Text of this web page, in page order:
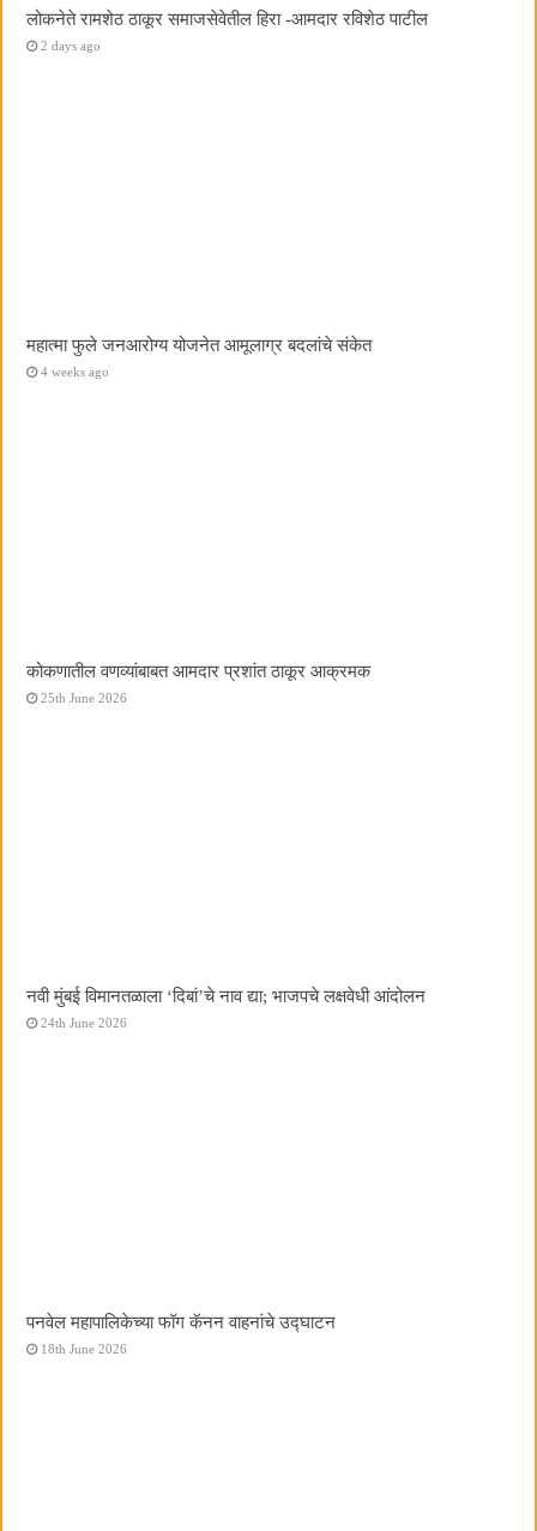
लोकनेते रामशेठ ठाकूर समाजसेवेतील हिरा -आमदार रविशेठ पाटील
2 days ago
महात्मा फुले जनआरोग्य योजनेत आमूलाग्र बदलांचे संकेत
4 weeks ago
कोकणातील वणव्यांबाबत आमदार प्रशांत ठाकूर आक्रमक
25th June 2026
नवी मुंबई विमानतळाला ‌‘दिबां‌’चे नाव द्या; भाजपचे लक्षवेधी आंदोलन
24th June 2026
पनवेल महापालिकेच्या फॉग कॅनन वाहनांचे उद्घाटन
18th June 2026